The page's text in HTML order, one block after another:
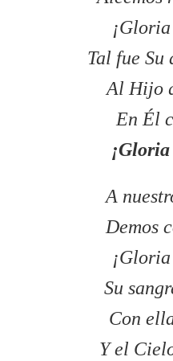
Tal fue Su
Al Hijo
En Él
A
Demos
Su
Con
Y el